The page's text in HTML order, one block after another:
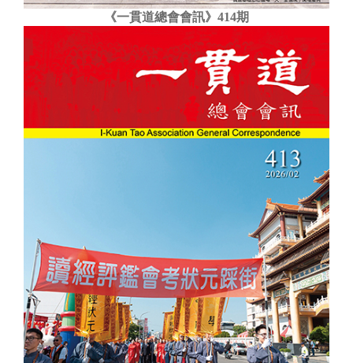
《一貫道總會會訊》414期